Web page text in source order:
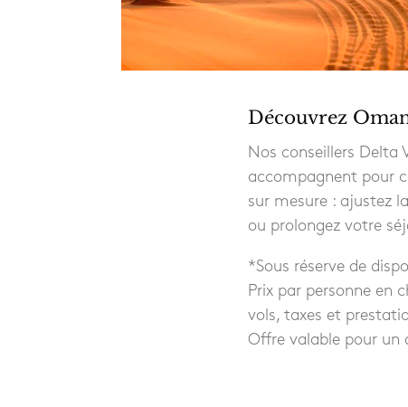
Découvrez
Nos conseillers Delta
accompagnent pour
sur mesure : ajustez
ou prolongez votre
*Sous réserve de
Prix par personne en
vols, taxes et
Offre valable pour un